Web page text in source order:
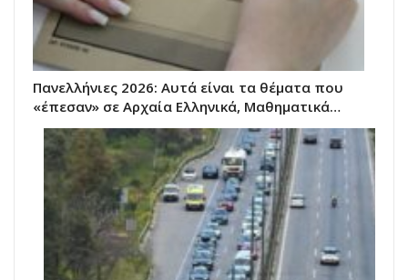
Πανελλήνιες 2026: Αυτά είναι τα θέματα που
«έπεσαν» σε Αρχαία Ελληνικά, Μαθηματικά…